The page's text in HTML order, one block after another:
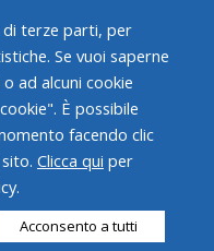
di terze parti, per
Se vuoi saperne
ad alcuni cookie
È possibile
facendo clic
Clicca qui per
Acconsento a tutti